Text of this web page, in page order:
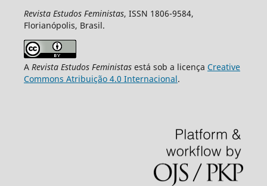
Revista Estudos Feministas, ISSN 1806-9584,
Florianópolis, Brasil.
A Revista Estudos Feministasestá sob a licença Creative
Commons Atribuição 4.0 Internacional.